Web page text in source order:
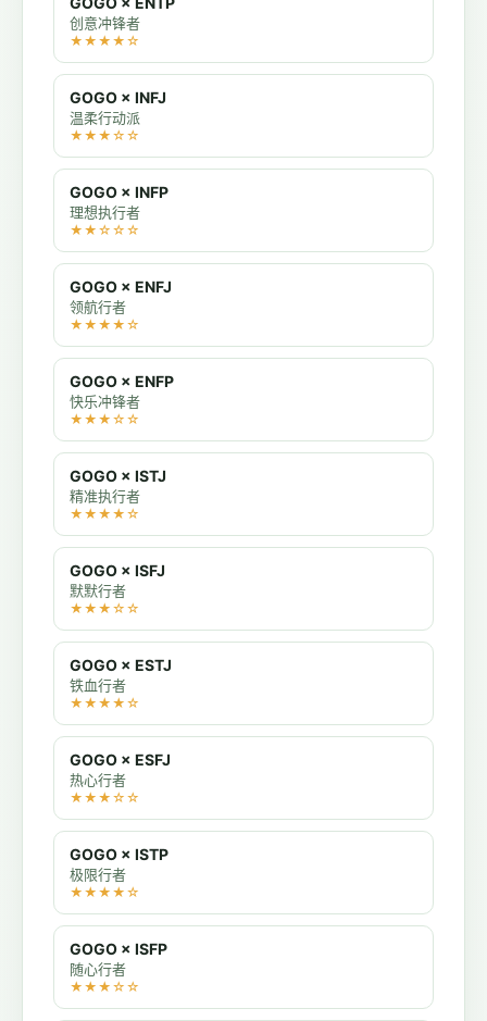
创意冲锋者
★★★★☆
GOGO × INFJ
温柔行动派
★★★☆☆
GOGO × INFP
理想执行者
★★☆☆☆
GOGO × ENFJ
领航行者
★★★★☆
GOGO × ENFP
快乐冲锋者
★★★☆☆
GOGO × ISTJ
精准执行者
★★★★☆
GOGO × ISFJ
默默行者
★★★☆☆
GOGO × ESTJ
铁血行者
★★★★☆
GOGO × ESFJ
热心行者
★★★☆☆
GOGO × ISTP
极限行者
★★★★☆
GOGO × ISFP
随心行者
★★★☆☆